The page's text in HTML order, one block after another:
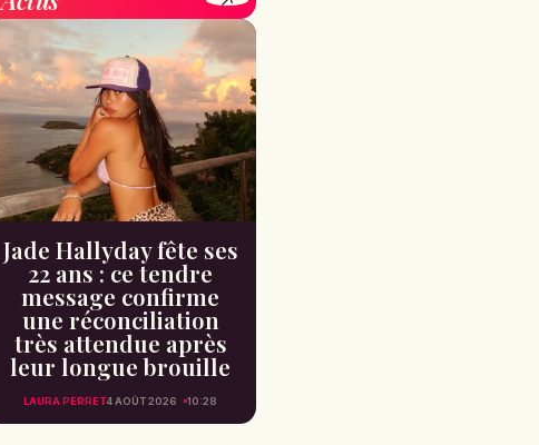
Jade Hallyday fête ses
22 ans : ce tendre
message confirme
une réconciliation
très attendue après
leur longue brouille
LAURA PERRET4 AOÛT 2026 10:28